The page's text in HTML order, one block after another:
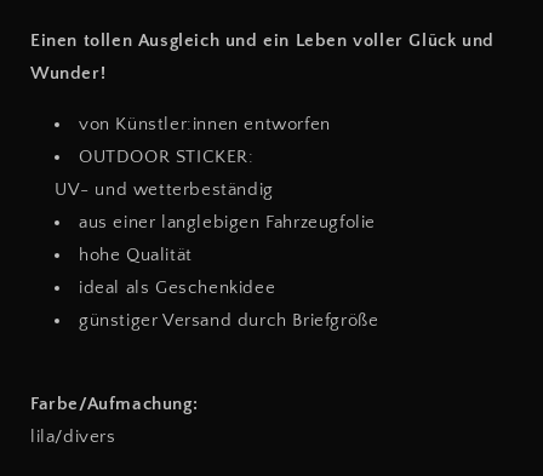
Einen tollen Ausgleich und ein Leben voller Glück und
Wunder!
von Künstler:innen entworfen
OUTDOOR STICKER:
UV- und wetterbeständig
aus einer langlebigen Fahrzeugfolie
hohe Qualität
ideal als Geschenkidee
günstiger Versand durch Briefgröße
Farbe/Aufmachung:
lila/divers